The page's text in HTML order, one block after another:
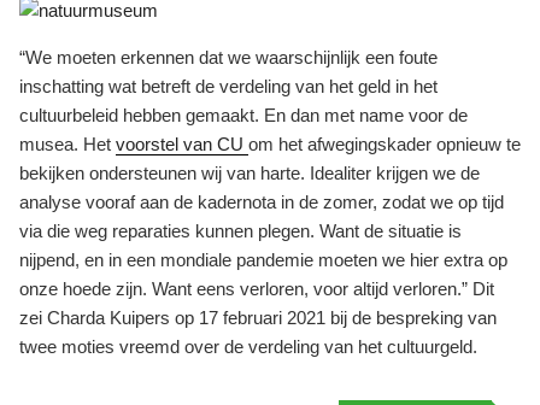
“We moeten erkennen dat we waarschijnlijk een foute
inschatting wat betreft de verdeling van het geld in het
cultuurbeleid hebben gemaakt. En dan met name voor de
musea. Het voorstel van CU om het afwegingskader opnieuw te
bekijken ondersteunen wij van harte. Idealiter krijgen we de
analyse vooraf aan de kadernota in de zomer, zodat we op tijd
via die weg reparaties kunnen plegen. Want de situatie is
nijpend, en in een mondiale pandemie moeten we hier extra op
onze hoede zijn. Want eens verloren, voor altijd verloren.” Dit
zei Charda Kuipers op 17 februari 2021 bij de bespreking van
twee moties vreemd over de verdeling van het cultuurgeld.